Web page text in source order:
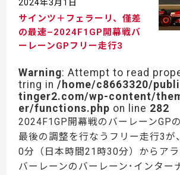
2024年3月1日
サインツ＋フェラーリ、僅差
の最速–2024F1GP開幕戦バ
ーレーンGPフリー走行3
Warning: Attempt to read
tring in/home/c8663320/
tinger2.com/wp-content/
er/functions.php on line 282
2024F1GP開幕戦のバーレーンGP
最後の調整を行なうフリー走行3が
0分（日本時間21時30分）からア
バーレーンのバーレーン･インター